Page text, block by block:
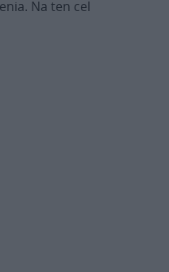
Na ten cel